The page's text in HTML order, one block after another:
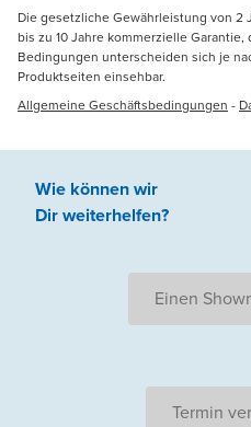
Die gesetzliche Gewährleistung von
bis zu 10 Jahre kommerzielle
Bedingungen unterscheiden sich je
Produktseiten einsehbar.
Allgemeine Geschäftsbedingungen -
Wie können wir
Dir weiterhelfen?
Einen
Termin